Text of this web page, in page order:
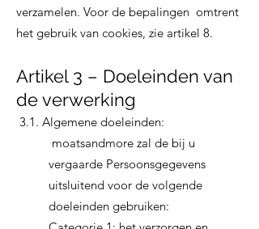
verzamelen. Voor de bepalingen omtrent
het gebruik van cookies, zie artikel 8.
Artikel 3 – Doeleinden van
de verwerking
3.1. Algemene doeleinden:
moatsandmore zal de bij u
vergaarde Persoonsgegevens
uitsluitend voor de volgende
doeleinden gebruiken: